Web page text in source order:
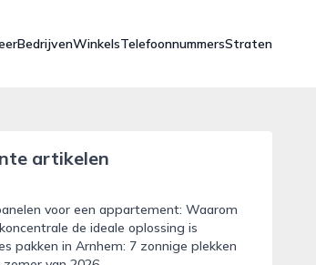
BedrijvenWinkelsTelefoonnummersStraten
artikelen
voor een appartement: Waarom
de ideale oplossing is
pakken in Arnhem: 7 zonnige plekken